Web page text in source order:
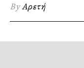
ByΑρετή